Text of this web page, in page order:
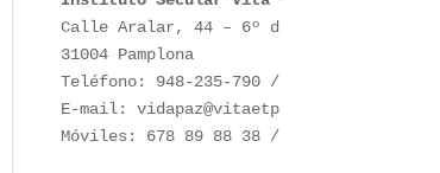
Calle Aralar, 44 – 6º dcha.
31004 Pamplona
Teléfono: 948-235-790 / 948-230-787
E-mail: vidapaz@vitaetpax.org
Móviles: 678 89 88 38 /  660 76 91 28